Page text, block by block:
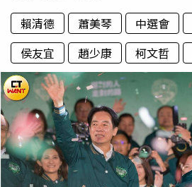
賴清德 蕭美琴 中選會
侯友宜
趙少康 柯文哲